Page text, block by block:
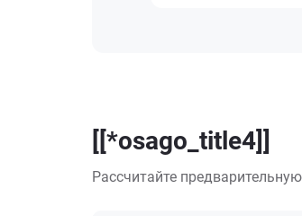
[[*osago_title4]]
Рассчитайте